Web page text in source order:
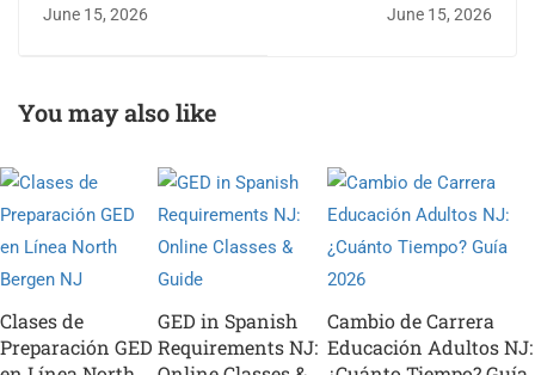
Questions & Answers
June 15, 2026
Facts Jersey City
June 15, 2026
You may also like
Clases de
Preparación GED
GED in Spanish
Requirements NJ:
Cambio de Carrera
Educación Adultos NJ: